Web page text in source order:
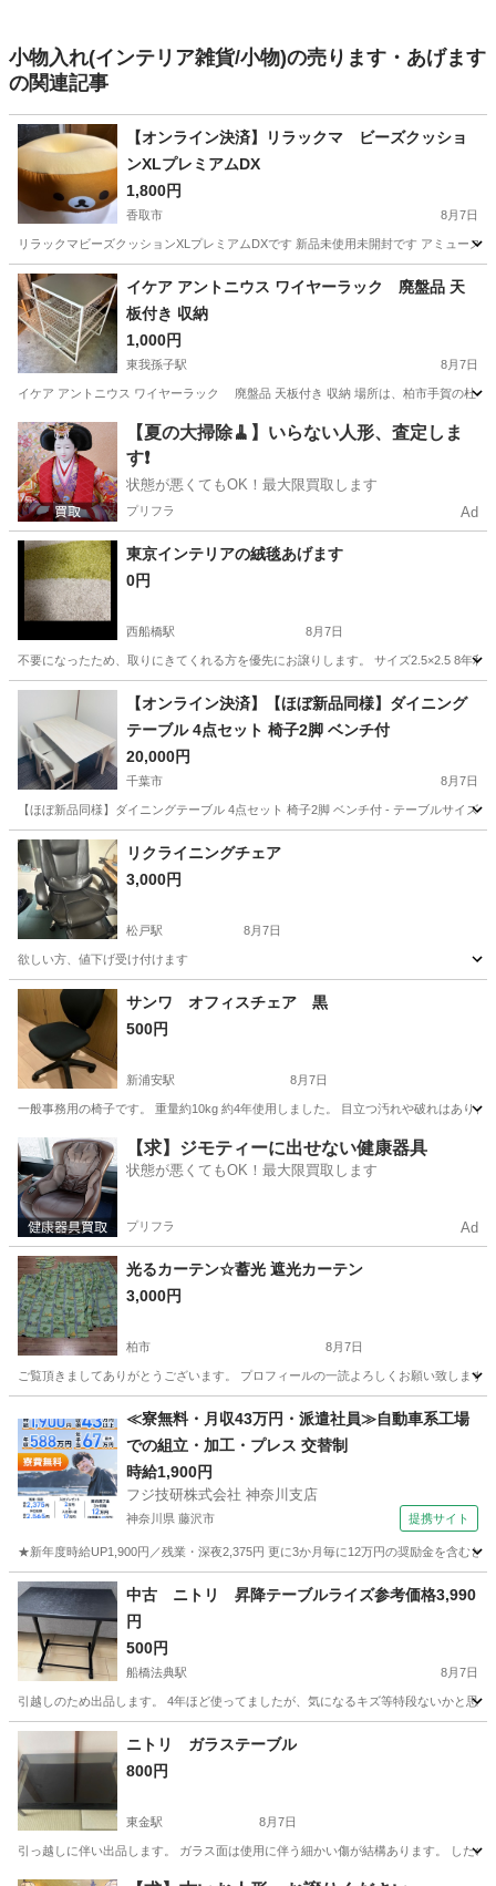
小物入れ(インテリア雑貨/小物)の売ります・あげます
の関連記事
【オンライン決済】リラックマ ビーズクッショ
ンXLプレミアムDX
1,800円
香取市 8月7日
リラックマビーズクッションXLプレミアムDXです 新品未使用未開封です アミュー
千葉 香取市 ソファ ビーズクッション
イケア アントニウス ワイヤーラック 廃盤品 天
板付き 収納
1,000円
東我孫子駅 8月7日
イケア アントニウス ワイヤーラック 廃盤品 天板付き 収納 場所は、柏市手賀の杜セ
千葉 我孫子市 東我孫子駅 収納家具
【夏の大掃除🧹】いらない人形、査定しま
す❗️
状態が悪くてもOK！最大限買取します
プリフラ Ad
東京インテリアの絨毯あげます
0円
西船橋駅 8月7日
不要になったため、取りにきてくれる方を優先にお譲りします。 サイズ2.5×2.5 8年
千葉 千葉市 西船橋駅 カーペット/マット/ラグ 絨毯
【オンライン決済】【ほぼ新品同様】ダイニング
テーブル 4点セット 椅子2脚 ベンチ付
20,000円
千葉市 8月7日
【ほぼ新品同様】ダイニングテーブル 4点セット 椅子2脚 ベンチ付 - テーブルサイズ
千葉 千葉市 テーブル
リクライニングチェア
3,000円
松戸駅 8月7日
欲しい方、値下げ受け付けます
千葉 松戸市
サンワ オフィスチェア 黒
500円
新浦安駅 8月7日
一般事務用の椅子です。 重量約10kg 約4年使用しました。 目立つ汚れや破れはあり
千葉 浦安市 新浦安駅 椅子
【求】ジモティーに出せない健康器具
状態が悪くてもOK！最大限買取します
プリフラ Ad
光るカーテン☆蓄光 遮光カーテン
3,000円
柏市 8月7日
ご覧頂きましてありがとうございます。 プロフィールの一読よろしくお願い致しま
カーテン、ブラインド カーテン
≪寮無料・月収43万円・派遣社員≫自動車系工場
での組立・加工・プレス 交替制
時給1,900円
フジ技研株式会社 神奈川支店
神奈川県 藤沢市 提携サイト
★新年度時給UP1,900円／残業・深夜2,375円 更に3か月毎に12万円の奨励金を含む
神奈川 藤沢市 中古 ニトリ 昇降テーブルライズ参考価格3,990
円
500円
船橋法典駅 8月7日
引越しのため出品します。 4年ほど使ってましたが、気になるキズ等特段ない
千葉 船橋市 船橋法典駅
ニトリ ガラステーブル
800円
東金駅 8月7日
引っ越しに伴い出品します。 ガラス面は使用に伴う細かい傷が結構あります。 した